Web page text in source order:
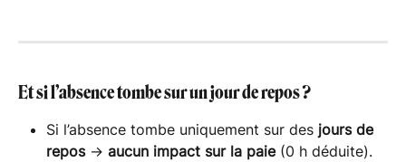
Et si l’absence tombe sur un jour de repos ?
Si l’absence tombe uniquement sur des jours de
repos → aucun impact sur la paie (0 h déduite).